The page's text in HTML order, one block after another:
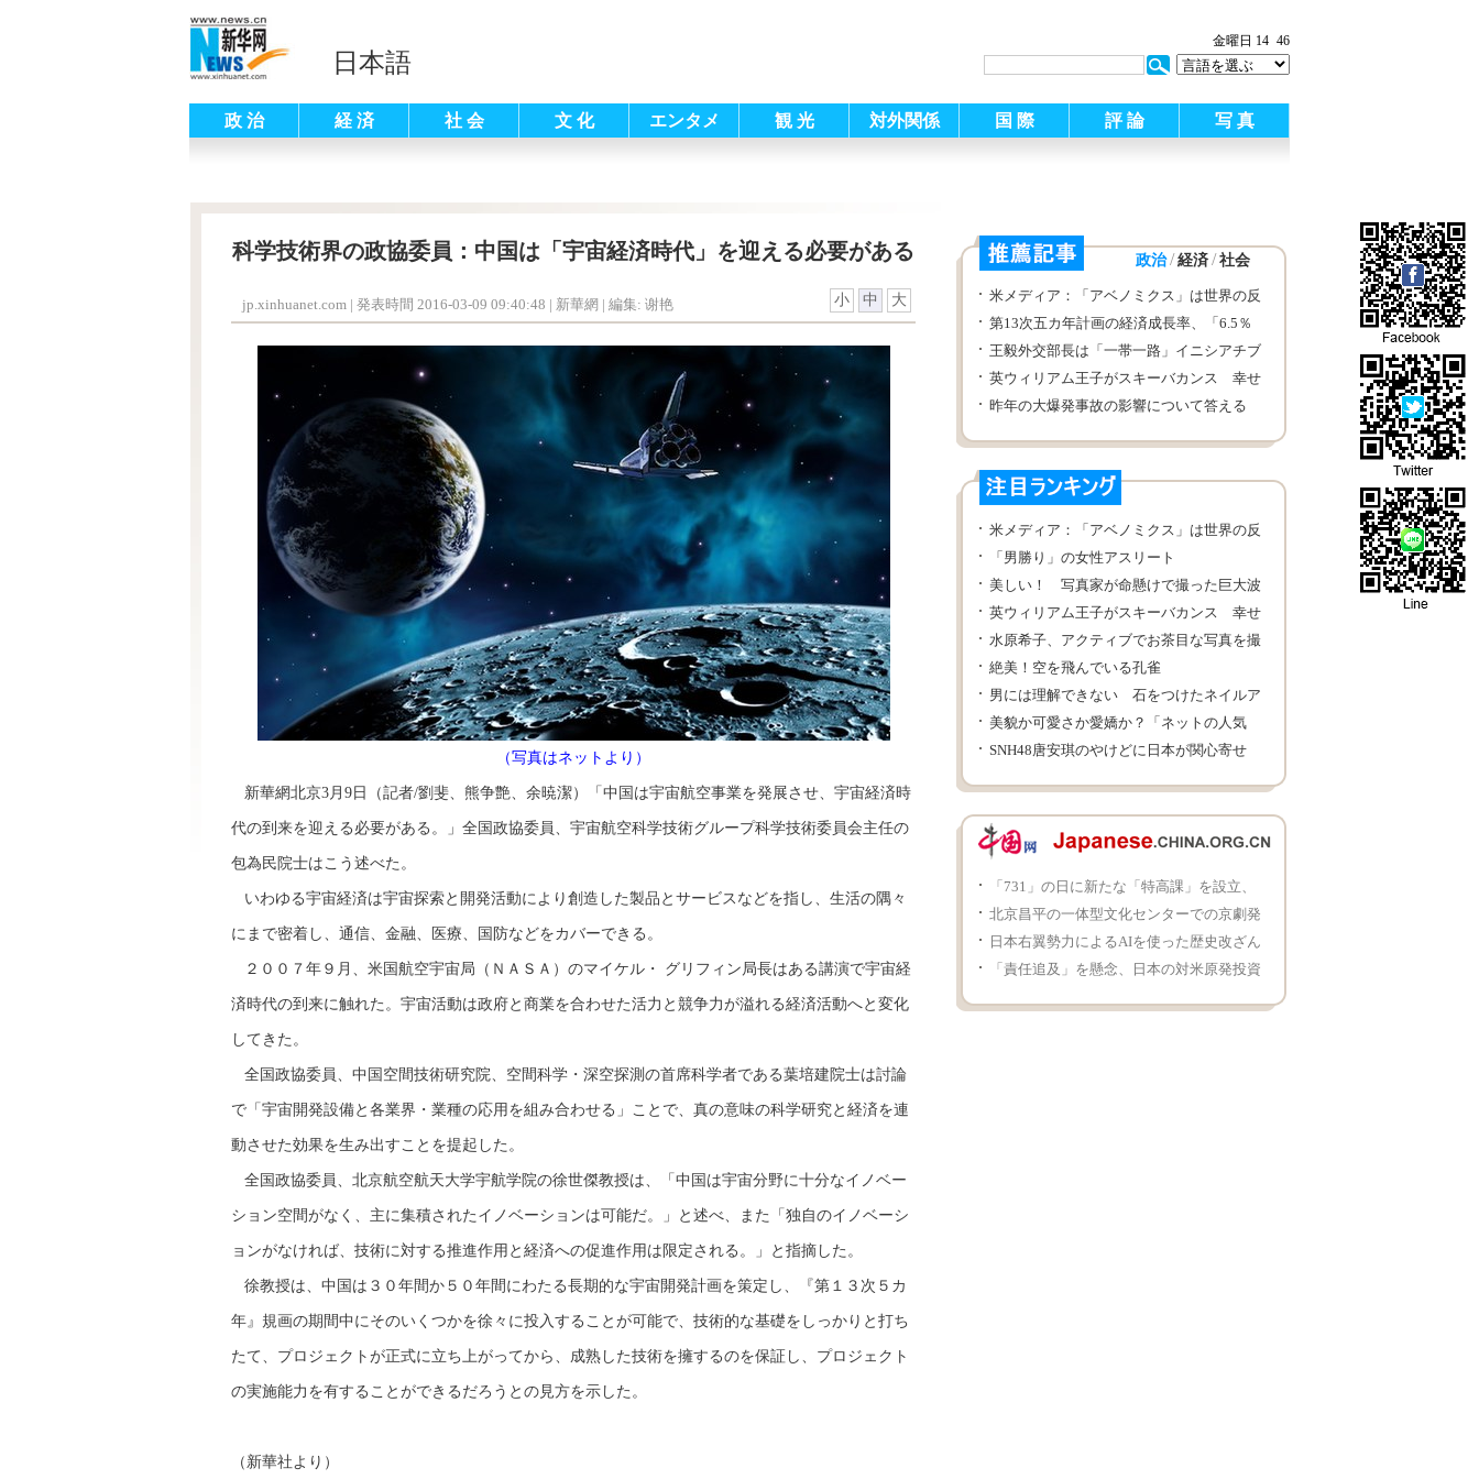
日本語
金曜日 14 46
政 治 経 済 社 会 文 化 エンタメ 観 光 対外関係 国 際 評 論 写 真
科学技術界の政協委員：中国は「宇宙経済時代」を迎える必要がある
jp.xinhuanet.com | 発表時間 2016-03-09 09:40:48 | 新華網 | 編集: 谢艳 小 中 大
（写真はネットより）
新華網北京3月9日（記者/劉斐、熊争艶、余暁潔）「中国は宇宙航空事業を発展させ、宇宙経済時
代の到来を迎える必要がある。」全国政協委員、宇宙航空科学技術グループ科学技術委員会主任の
包為民院士はこう述べた。
いわゆる宇宙経済は宇宙探索と開発活動により創造した製品とサービスなどを指し、生活の隅々
にまで密着し、通信、金融、医療、国防などをカバーできる。
２００７年９月、米国航空宇宙局（ＮＡＳＡ）のマイケル・ グリフィン局長はある講演で宇宙経
済時代の到来に触れた。宇宙活動は政府と商業を合わせた活力と競争力が溢れる経済活動へと変化
してきた。
全国政協委員、中国空間技術研究院、空間科学・深空探測の首席科学者である葉培建院士は討論
で「宇宙開発設備と各業界・業種の応用を組み合わせる」ことで、真の意味の科学研究と経済を連
動させた効果を生み出すことを提起した。
全国政協委員、北京航空航天大学宇航学院の徐世傑教授は、「中国は宇宙分野に十分なイノベー
ション空間がなく、主に集積されたイノベーションは可能だ。」と述べ、また「独自のイノベーシ
ョンがなければ、技術に対する推進作用と経済への促進作用は限定される。」と指摘した。
徐教授は、中国は３０年間か５０年間にわたる長期的な宇宙開発計画を策定し、『第１３次５カ
年』規画の期間中にそのいくつかを徐々に投入することが可能で、技術的な基礎をしっかりと打ち
たて、プロジェクトが正式に立ち上がってから、成熟した技術を擁するのを保証し、プロジェクト
の実施能力を有することができるだろうとの見方を示した。
（新華社より）
政治 / 経済 / 社会
米メディア：「アベノミクス」は世界の反
面教師
第13次五カ年計画の経済成長率、「6.5％
以上」の理由は？
王毅外交部長は「一帯一路」イニシアチブ
の成績表を見せる
英ウィリアム王子がスキーバカンス 幸せ
そうな家族写真を公開
昨年の大爆発事故の影響について答える
米メディア：「アベノミクス」は世界の反
面教師
「男勝り」の女性アスリート
美しい！ 写真家が命懸けで撮った巨大波
英ウィリアム王子がスキーバカンス 幸せ
そうな家族写真を公開
水原希子、アクティブでお茶目な写真を撮
影
絶美！空を飛んでいる孔雀
男には理解できない 石をつけたネイルア
ート
美貌か可愛さか愛嬌か？「ネットの人気
者」になる猫の魅力 (4)
SNH48唐安琪のやけどに日本が関心寄せ